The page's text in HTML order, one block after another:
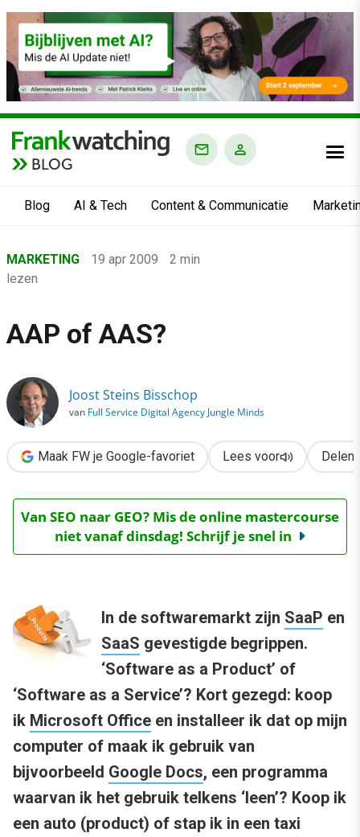
BLOG
Blog AI & Tech Content & Communicatie
›
Marketing
AAP of AAS?
MARKETING 19 apr 2009
2 min
lezen
AAP of AAS?
Joost Steins Bisschop
van Full Service Digital Agency Jungle Minds
Maak FW je Google-favoriet Lees voor Delen
Van SEO naar GEO? Mis de online mastercourse
niet vanaf dinsdag! Schrijf je snel in
In de softwaremarkt zijn SaaP en
SaaS gevestigde begrippen.
‘Software as a Product’ of
‘Software as a Service’? Kort gezegd: koop
ik Microsoft Office en installeer ik dat op mijn
computer of maak ik gebruik van
bijvoorbeeld Google Docs, een programma
waarvan ik het gebruik telkens ‘leen’? Koop ik
een auto (product) of stap ik in een taxi